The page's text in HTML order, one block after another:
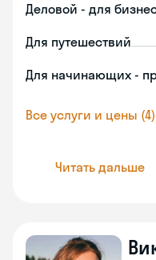
Деловой - для
Для путешествий
Для начинающих -
Все услуги и цены (4)
Читать дальше